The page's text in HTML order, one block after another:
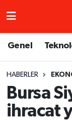
Genel
HABERLER
Bursa
ihracat
Trafik
Süper Lig
Tüm